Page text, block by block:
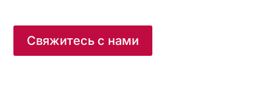
Свяжитесь с нами